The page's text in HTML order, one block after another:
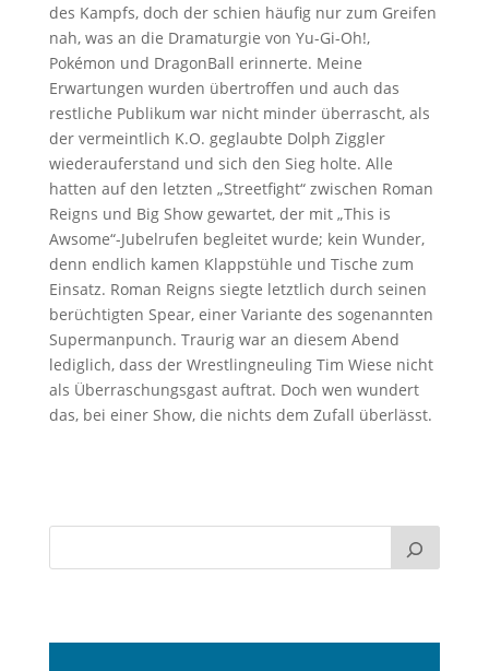
des Kampfs, doch der schien häufig nur zum Greifen
nah, was an die Dramaturgie von Yu-Gi-Oh!,
Pokémon und DragonBall erinnerte. Meine
Erwartungen wurden übertroffen und auch das
restliche Publikum war nicht minder überrascht, als
der vermeintlich K.O. geglaubte Dolph Ziggler
wiederauferstand und sich den Sieg holte. Alle
hatten auf den letzten „Streetfight“ zwischen Roman
Reigns und Big Show gewartet, der mit „This is
Awsome“-Jubelrufen begleitet wurde; kein Wunder,
denn endlich kamen Klappstühle und Tische zum
Einsatz. Roman Reigns siegte letztlich durch seinen
berüchtigten Spear, einer Variante des sogenannten
Supermanpunch. Traurig war an diesem Abend
lediglich, dass der Wrestlingneuling Tim Wiese nicht
als Überraschungsgast auftrat. Doch wen wundert
das, bei einer Show, die nichts dem Zufall überlässt.